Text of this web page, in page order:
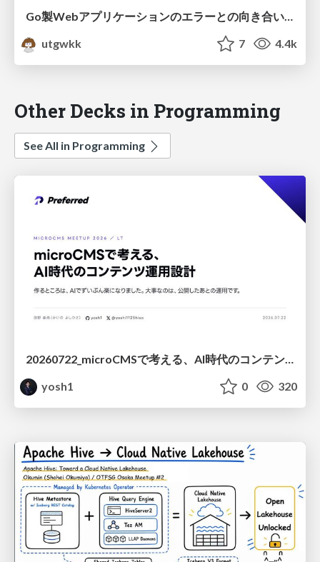
Go製Webアプリケーションのエラーとの向き合い方大全、あるいはやっぱりスタックトレース欲しいやん / Kyoto.go #50
utgwkk
7 4.4k
Other Decks in Programming
See All in Programming
yosh1
0 320